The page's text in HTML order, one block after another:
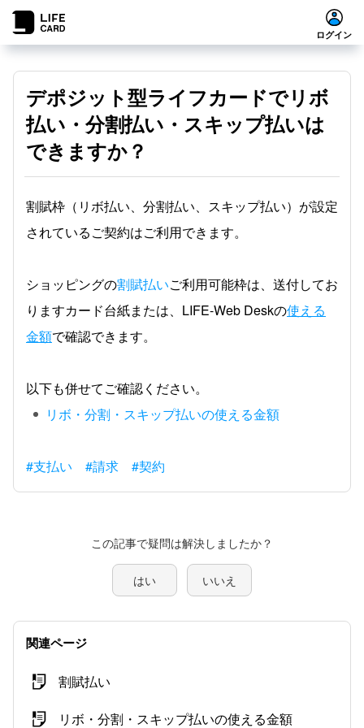
ログイン
デポジット型ライフカードでリボ
払い・分割払い・スキップ払いは
できますか？
割賦枠（リボ払い、分割払い、スキップ払い）が設定
されているご契約はご利用できます。
ショッピングの割賦払いご利用可能枠は、送付してお
りますカード台紙または、LIFE-Web Deskの使える
金額で確認できます。
以下も併せてご確認ください。
リボ・分割・スキップ払いの使える金額
#支払い #請求 #契約
この記事で疑問は解決しましたか？
はい いいえ
関連ページ
割賦払い
リボ・分割・スキップ払いの使える金額